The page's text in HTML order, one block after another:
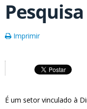
Pesquisa
Imprimir
É um setor vinculado à